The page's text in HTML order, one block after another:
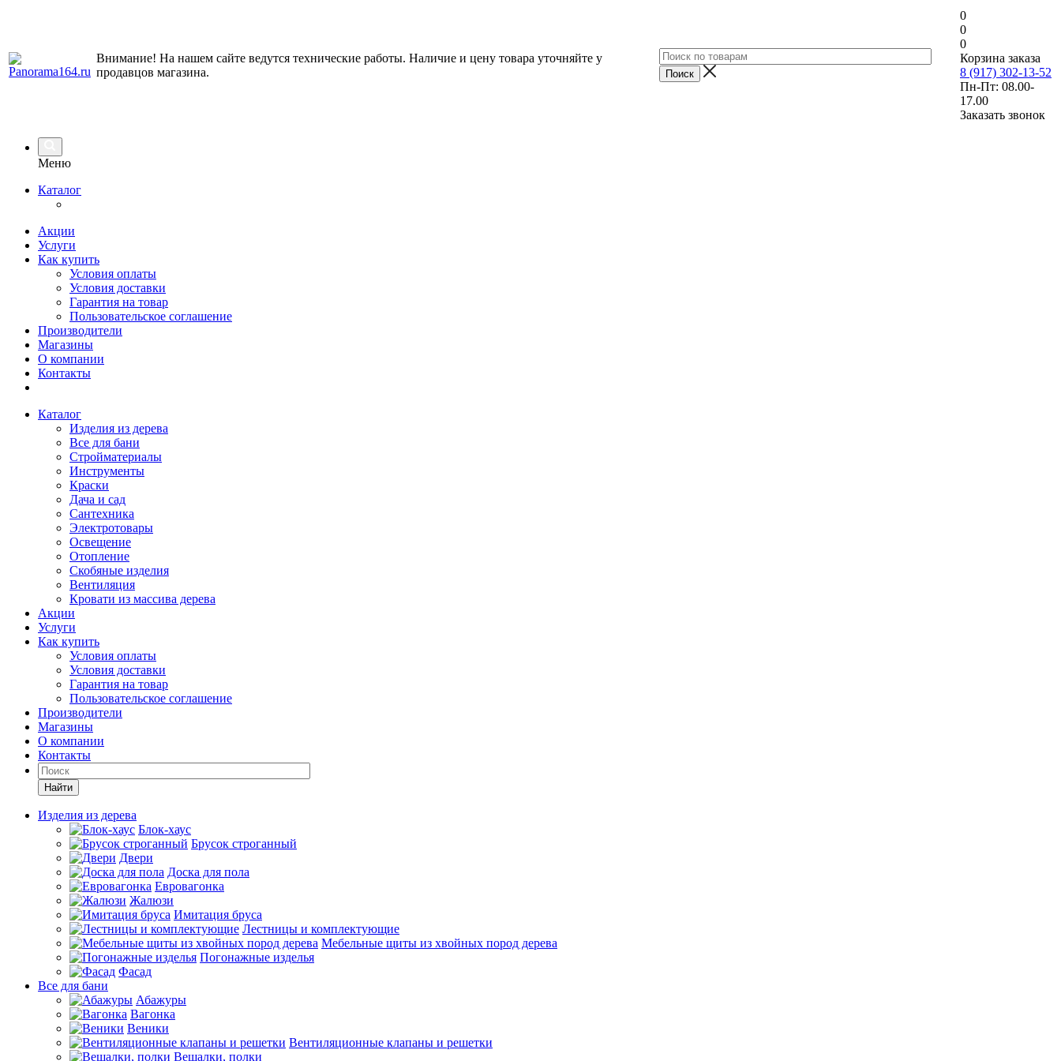
Внимание! На нашем сайте ведутся технические работы. Наличие и цену товара уточняйте у
продавцов магазина.
0
0
0
Корзина заказа
8 (917) 302-13-52
Пн-Пт: 08.00-
17.00
Заказать звонок
Меню
Каталог
Акции
Услуги
Как купить
Условия оплаты
Условия доставки
Гарантия на товар
Пользовательское соглашение
Производители
Магазины
О компании
Контакты
Каталог
Изделия из дерева
Все для бани
Стройматериалы
Инструменты
Краски
Дача и сад
Сантехника
Электротовары
Освещение
Отопление
Скобяные изделия
Вентиляция
Кровати из массива дерева
Акции
Услуги
Как купить
Условия оплаты
Условия доставки
Гарантия на товар
Пользовательское соглашение
Производители
Магазины
О компании
Контакты
Найти
Изделия из дерева
Блок-хаус
Брусок строганный
Двери
Доска для пола
Евровагонка
Жалюзи
Имитация бруса
Лестницы и комплектующие
Мебельные щиты из хвойных пород дерева
Погонажные изделья
Фасад
Все для бани
Абажуры
Вагонка
Веники
Вентиляционные клапаны и решетки
Вешалки, полки